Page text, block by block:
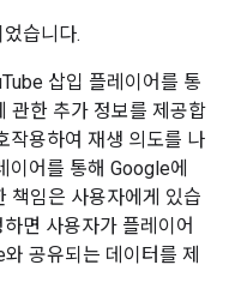
습니다.
삽입 플레이어를 통
관한 추가 정보를 제공합
작용하여 재생 의도를 나
이어를 통해 Google에
책임은 사용자에게 있습
면 사용자가 플레이어
공유되는 데이터를 제